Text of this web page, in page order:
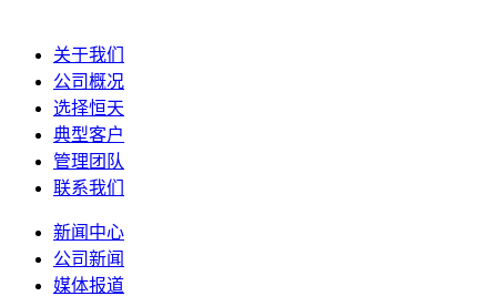
关于我们
公司概况
选择恒天
典型客户
管理团队
联系我们
新闻中心
公司新闻
媒体报道